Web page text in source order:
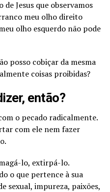
Jesus que observamos
meu olho direito
olho esquerdo não pode
posso cobiçar da mesma
coisas proibidas?
então?
o pecado radicalmente.
com ele nem fazer
lo, extirpá-lo.
o que pertence à sua
sexual, impureza, paixões,